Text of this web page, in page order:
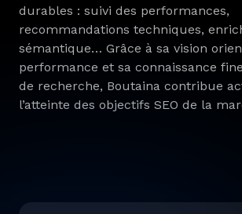
durables : suivi des performances,
recommandations techniques,
sémantique… Grâce à sa vision
performance et sa connaissance
de recherche, Boutaina contribue
l’atteinte des objectifs SEO de la